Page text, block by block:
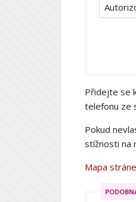
Přidejte se
telefonu ze
Pokud
stížnosti na
Mapa